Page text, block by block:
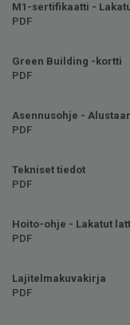
M1-sertifikaatti -
PDF
Green Building -kortti
PDF
Asennusohje -
PDF
Tekniset tiedot
PDF
Hoito-ohje - Lakatut
PDF
Lajitelmakuvakirja
PDF